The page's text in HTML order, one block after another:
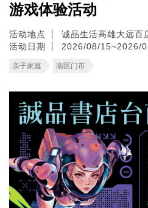
游戏体验活动
活动地点
诚品生活高雄大远
活动日期
2026/08/15~2026/
亲子家庭 南区门市